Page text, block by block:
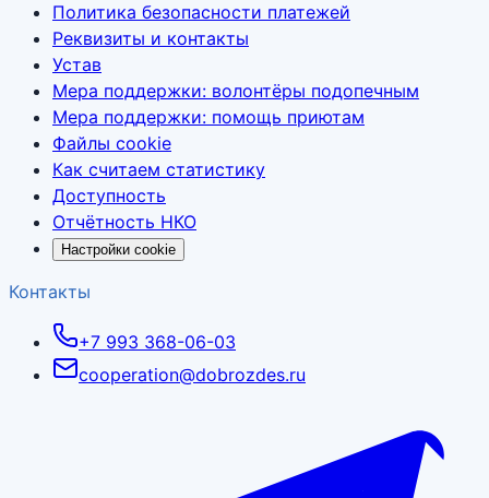
Политика безопасности платежей
Реквизиты и контакты
Устав
Мера поддержки: волонтёры подопечным
Мера поддержки: помощь приютам
Файлы cookie
Как считаем статистику
Доступность
Отчётность НКО
Настройки cookie
Контакты
+7 993 368-06-03
cooperation@dobrozdes.ru